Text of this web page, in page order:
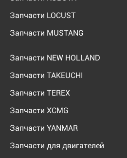
Запчасти LOCUST
Запчасти MUSTANG
Запчасти NEW HOLLAND
Запчасти TAKEUCHI
Запчасти TEREX
Запчасти XCMG
Запчасти YANMAR
Запчасти для двигателей